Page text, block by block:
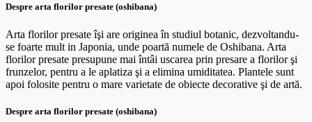
Despre arta florilor presate (oshibana)
Arta florilor presate îşi are originea în studiul botanic, dezvoltandu-
se foarte mult in Japonia, unde poartă numele de Oshibana. Arta
florilor presate presupune mai întâi uscarea prin presare a florilor şi
frunzelor, pentru a le aplatiza şi a elimina umiditatea. Plantele sunt
apoi folosite pentru o mare varietate de obiecte decorative şi de artă.
Despre arta florilor presate (oshibana)